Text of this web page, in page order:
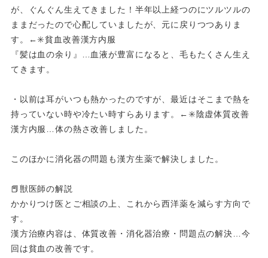
が、ぐんぐん生えてきました！半年以上経つのにツルツルの
ままだったので心配していましたが、元に戻りつつありま
す。←✳️貧血改善漢方内服
『髪は血の余り』…血液が豊富になると、毛もたくさん生え
てきます。
・以前は耳がいつも熱かったのですが、最近はそこまで熱を
持っていない時や冷たい時すらあります。←✳️陰虚体質改善
漢方内服…体の熱さ改善しました。
このほかに消化器の問題も漢方生薬で解決しました。
📕獣医師の解説
かかりつけ医とご相談の上、これから西洋薬を減らす方向で
す。
漢方治療内容は、体質改善・消化器治療・問題点の解決…今
回は貧血の改善です。